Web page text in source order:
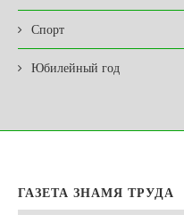
Спорт
Юбилейный год
ГАЗЕТА ЗНАМЯ ТРУДА